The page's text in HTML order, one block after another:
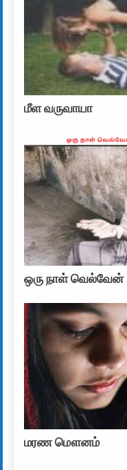
மீள வருவாயா
ஒரு நாள் வெல்வேன்
மரண மௌனம்